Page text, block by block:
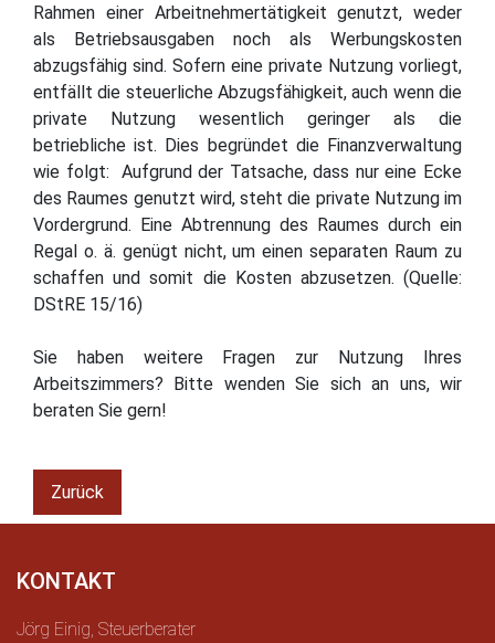
Rahmen einer Arbeitnehmertätigkeit genutzt, weder
als Betriebsausgaben noch als Werbungskosten
abzugsfähig sind. Sofern eine private Nutzung vorliegt,
entfällt die steuerliche Abzugsfähigkeit, auch wenn die
private Nutzung wesentlich geringer als die
betriebliche ist. Dies begründet die Finanzverwaltung
wie folgt: Aufgrund der Tatsache, dass nur eine Ecke
des Raumes genutzt wird, steht die private Nutzung im
Vordergrund. Eine Abtrennung des Raumes durch ein
Regal o. ä. genügt nicht, um einen separaten Raum zu
schaffen und somit die Kosten abzusetzen. (Quelle:
DStRE 15/16)
Sie haben weitere Fragen zur Nutzung Ihres
Arbeitszimmers? Bitte wenden Sie sich an uns, wir
beraten Sie gern!
Zurück
KONTAKT
Jörg Einig, Steuerberater